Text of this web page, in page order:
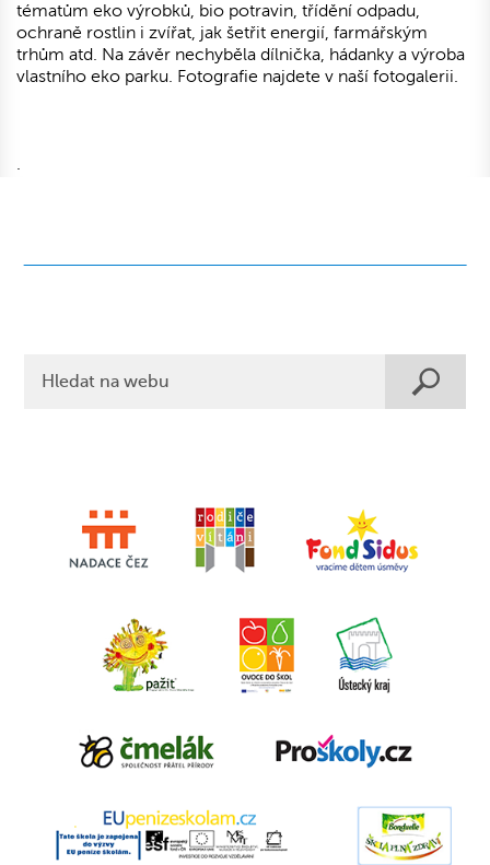
tématům eko výrobků, bio potravin, třídění odpadu,
ochraně rostlin i zvířat, jak šetřit energií, farmářským
trhům atd. Na závěr nechyběla dílnička, hádanky a výroba
vlastního eko parku. Fotografie najdete v naší fotogalerii.
.